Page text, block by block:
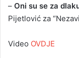
– Oni su se za
Pijetlović za
Video OVDJE